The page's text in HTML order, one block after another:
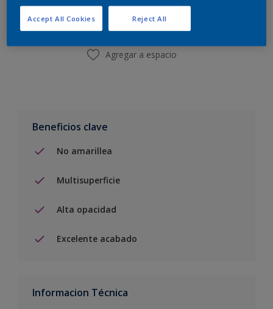
Encontrar una tienda
Agregar a espacio
Beneficios clave
No amarillea
Multisuperficie
Alta opacidad
Excelente acabado
Informacion Técnica
Reject All
Accept All Cookies